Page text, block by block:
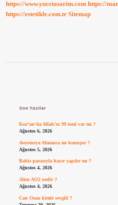
https://www.yucetasarim.com https://
https://estetikle.com.tr Sitemap
Son Yazılar
Kur’an’da Allah’ın 99 ismi var mı ?
Ağustos 6, 2026
Avusturya Almanca mı konuşur ?
Ağustos 5, 2026
Bahis parasıyla hayır yapılır mı ?
Ağustos 4, 2026
Altın AO2 nedir ?
Ağustos 4, 2026
Can Ozan kimle sevgili ?